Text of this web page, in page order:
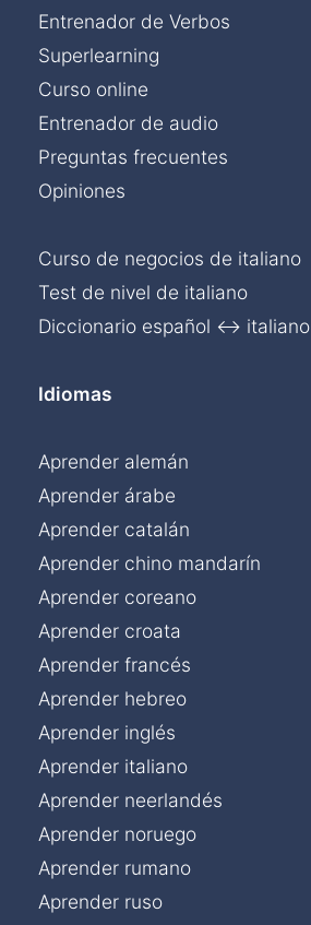
Entrenador de Verbos
Superlearning
Curso online
Entrenador de audio
Preguntas frecuentes
Opiniones
Curso de negocios de italiano
Test de nivel de italiano
Diccionario español ↔ italiano
Idiomas
Aprender alemán
Aprender árabe
Aprender catalán
Aprender chino mandarín
Aprender coreano
Aprender croata
Aprender francés
Aprender hebreo
Aprender inglés
Aprender italiano
Aprender neerlandés
Aprender noruego
Aprender rumano
Aprender ruso